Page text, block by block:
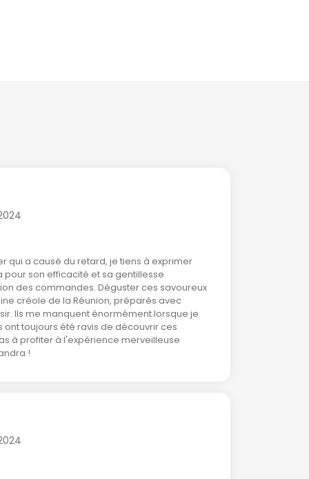
+ 2 plats +
fromage avec
qui a causé du retard, je tiens à exprimer
son efficacité et sa gentillesse
des commandes. Déguster ces savoureux
créole de la Réunion, préparés avec
Ils me manquent énormément lorsque je
ont toujours été ravis de découvrir ces
à profiter à l'expérience merveilleuse
!